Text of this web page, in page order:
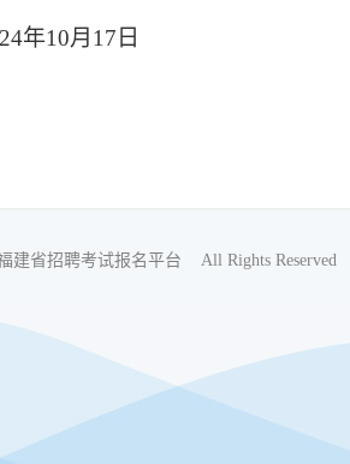
4年10月 17 日
建省招聘考试报名平台 All Rights Reserved